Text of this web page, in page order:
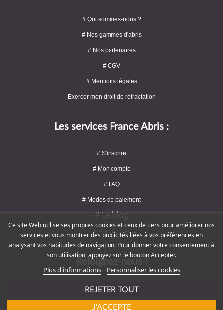
# Qui sommes-nous ?
# Nos gammes d'abris
# Nos partenaires
# CGV
# Mentions légales
Exercer mon droit de rétractation
Les services France Abris :
# S'inscrire
# Mon compte
# FAQ
# Modes de paiement
# Le blog
# Plan du site
Rejoignez-nous !
# Service client : 09 72 16 47 82
Ce site Web utilise ses propres cookies et ceux de tiers pour améliorer nos
services et vous montrer des publicités liées à vos préférences en
analysant vos habitudes de navigation. Pour donner votre consentement à
son utilisation, appuyez sur le bouton Accepter.
Plus d'informations Personnaliser les cookies
REJETER TOUT
J'ACCEPTE